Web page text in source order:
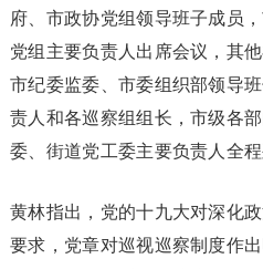
府、市政协党组领导班子成员
党组主要负责人出席会议，其
市纪委监委、市委组织部领导
责人和各巡察组组长，市级各
委、街道党工委主要负责人全程
黄林指出，党的十九大对深化
要求，党章对巡视巡察制度作